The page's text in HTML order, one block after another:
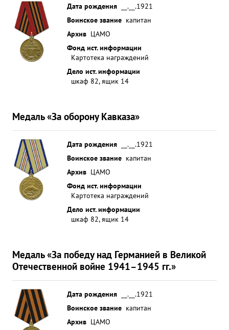
Дата рождения
__.__.1921
Воинское звание капитан
Архив ЦАМО
Фонд ист. информации
Картотека награждений
Дело ист. информации
шкаф 82, ящик 14
Медаль «За оборону Кавказа»
Дата рождения
__.__.1921
Воинское звание капитан
Архив ЦАМО
Фонд ист. информации
Картотека награждений
Дело ист. информации
шкаф 82, ящик 14
Медаль «За победу над Германией в Великой
Отечественной войне 1941–1945 гг.»
Дата рождения
__.__.1921
Воинское звание капитан
Архив ЦАМО